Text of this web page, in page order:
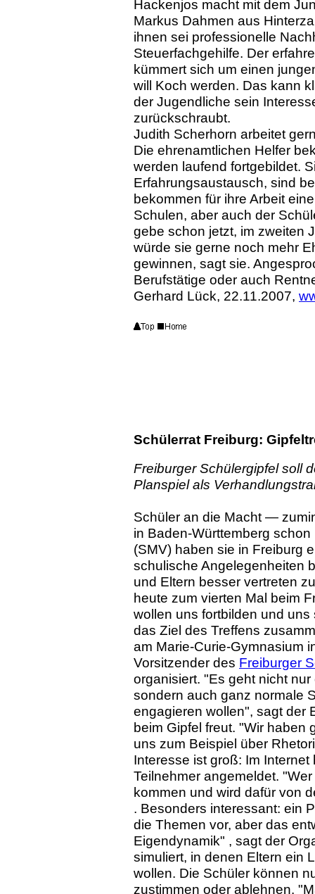
Hackenjos macht mit dem
Markus Dahmen aus
ihnen sei professionelle
Steuerfachgehilfe. Der
kümmert sich um einen
will Koch werden. Das kann
der Jugendliche sein
zurückschraubt.
Judith Scherhorn arbeitet
Die ehrenamtlichen Helfer
werden laufend fortgebildet.
Erfahrungsaustausch, sind
bekommen für ihre Arbeit
Schulen, aber auch der
gebe schon jetzt, im zweiten
würde sie gerne noch mehr
gewinnen, sagt sie.
Berufstätige oder auch
Gerhard Lück, 22.11.2007,
Schülerrat Freiburg:
Freiburger Schülergipfel soll
Planspiel als
Schüler an die Macht —
in Baden-Württemberg
(SMV) haben sie in Freiburg
schulische Angelegenheiten
und Eltern besser vertreten
heute zum vierten Mal beim
wollen uns fortbilden und
das Ziel des Treffens
am Marie-Curie-Gymnasium
Vorsitzender des Freiburger
organisiert. "Es geht nicht
sondern auch ganz normale
engagieren wollen", sagt der
beim Gipfel freut. "Wir haben
uns zum Beispiel über
Interesse ist groß: Im
Teilnehmer angemeldet.
kommen und wird dafür von
. Besonders interessant: ein
die Themen vor, aber das
Eigendynamik" , sagt der
simuliert, in denen Eltern ein
wollen. Die Schüler können
zustimmen oder ablehnen.